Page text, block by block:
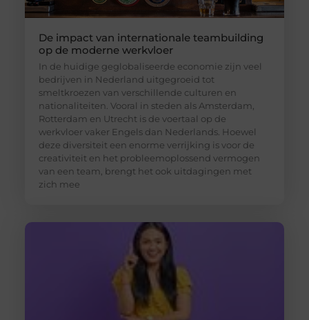
De impact van internationale teambuilding
op de moderne werkvloer
In de huidige geglobaliseerde economie zijn veel
bedrijven in Nederland uitgegroeid tot
smeltkroezen van verschillende culturen en
nationaliteiten. Vooral in steden als Amsterdam,
Rotterdam en Utrecht is de voertaal op de
werkvloer vaker Engels dan Nederlands. Hoewel
deze diversiteit een enorme verrijking is voor de
creativiteit en het probleemoplossend vermogen
van een team, brengt het ook uitdagingen met
zich mee